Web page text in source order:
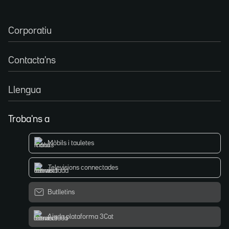
Corporatiu
Contacta'ns
Llengua
Troba'ns a
Mòbils i tauletes
Televisions connectades
Butlletins
Ajuda plataforma 3Cat